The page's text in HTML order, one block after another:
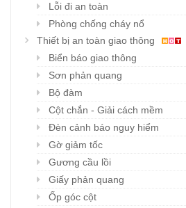
Lỗi đi an toàn
Phòng chống cháy nổ
Thiết bị an toàn giao thông
Biển báo giao thông
Sơn phản quang
Bộ đàm
Cột chắn - Giải cách mềm
Đèn cảnh báo nguy hiểm
Gờ giảm tốc
Gương cầu lồi
Giấy phản quang
Ốp góc cột